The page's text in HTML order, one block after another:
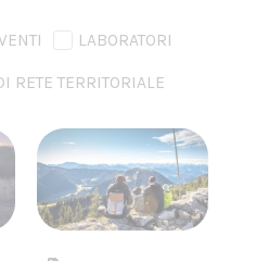
LABORATORI
RETE TERRITORIALE